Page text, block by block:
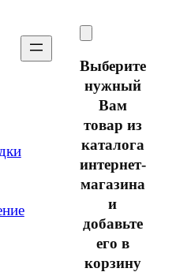
Выберите
нужный
Вам
товар из
каталога
интернет-
магазина
и
добавьте
его в
корзину